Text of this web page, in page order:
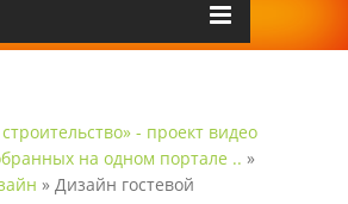
- проект видео
на одном портале .. »
» Дизайн гостевой